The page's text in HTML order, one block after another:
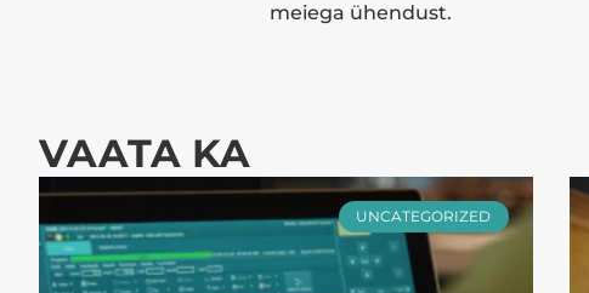
meiega ühendust.
VAATA KA
UNCATEGORIZED